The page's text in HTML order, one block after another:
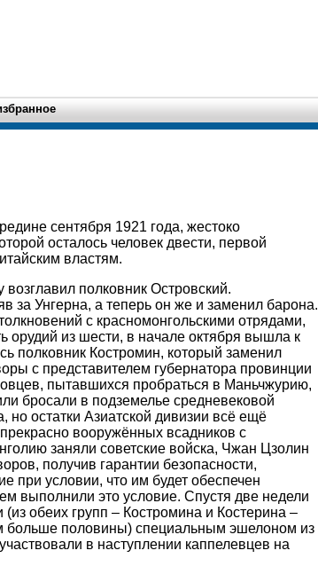
сентября 1921 года, жестоко
осталось человек двести, первой
властям.
полковник Островский.
за Унгерна, а теперь он же и заменил барона.
с красномонгольскими отрядами,
орудий из шести, в начале октября вышла к
полковник Костромин, который заменил
с представителем губернатора провинции
пытавшихся пробраться в Маньчжурию,
бросали в подземелье средневековой
но остатки Азиатской дивизии всё ещё
вооружённых всадников с
заняли советские войска, Чжан Цзолин
получив гарантии безопасности,
при условии, что им будет обеспечен
выполнили это условие. Спустя две недели
обеих групп – Костромина и Костерина –
больше половины) специальным эшелоном из
в наступлении каппелевцев на